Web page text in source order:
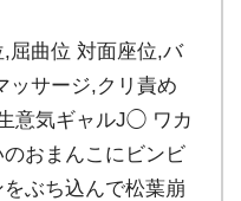
屈曲位 対面座位,バ
ッサージ,クリ責め
意気ギャルJ◯ ワカ
おまんこにビンビ
ぶち込んで松葉崩